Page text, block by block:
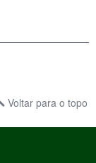
Voltar para o topo